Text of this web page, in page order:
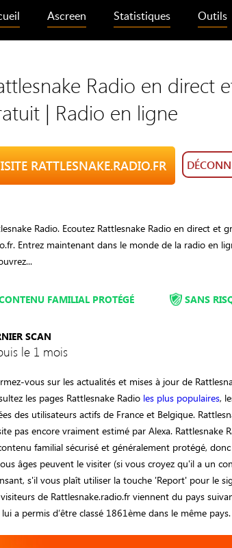
Ascreen Statistiques Outils
Radio en direct
| Radio en ligne
RATTLESNAKE.RADIO.FR
Radio. Ecoutez Rattlesnake Radio en direct et
Entrez maintenant dans le monde de la radio en
FAMILIAL PROTÉGÉ
SCAN
le 1 mois
SANS
vous sur les actualités et mises à jour de
les pages Rattlesnake Radio les plus populaires,
des utilisateurs actifs de France et Belgique.
pas encore vraiment estimé par Alexa. Rattlesnake
familial sécurisé et généralement protégé,
âges peuvent le visiter (si vous croyez qu'il a un
s'il vous plaît utiliser la touche 'Report' pour le
de Rattlesnake.radio.fr viennent du pays
lui a permis d’être classé 1861ème dans le même pays.